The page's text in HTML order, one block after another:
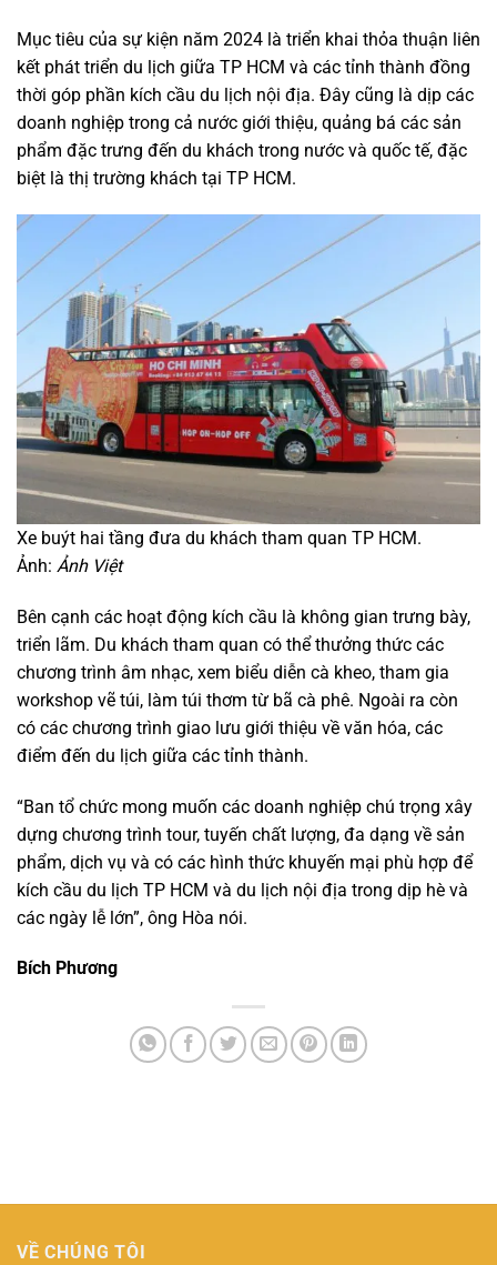
Mục tiêu của sự kiện năm 2024 là triển khai thỏa thuận liên
kết phát triển du lịch giữa TP HCM và các tỉnh thành đồng
thời góp phần kích cầu du lịch nội địa. Đây cũng là dịp các
doanh nghiệp trong cả nước giới thiệu, quảng bá các sản
phẩm đặc trưng đến du khách trong nước và quốc tế, đặc
biệt là thị trường khách tại TP HCM.
Xe buýt hai tầng đưa du khách tham quan TP HCM.
Ảnh: Ảnh Việt
Bên cạnh các hoạt động kích cầu là không gian trưng bày,
triển lãm. Du khách tham quan có thể thưởng thức các
chương trình âm nhạc, xem biểu diễn cà kheo, tham gia
workshop vẽ túi, làm túi thơm từ bã cà phê. Ngoài ra còn
có các chương trình giao lưu giới thiệu về văn hóa, các
điểm đến du lịch giữa các tỉnh thành.
“Ban tổ chức mong muốn các doanh nghiệp chú trọng xây
dựng chương trình tour, tuyến chất lượng, đa dạng về sản
phẩm, dịch vụ và có các hình thức khuyến mại phù hợp để
kích cầu du lịch TP HCM và du lịch nội địa trong dịp hè và
các ngày lễ lớn”, ông Hòa nói.
Bích Phương
VỀ CHÚNG TÔI